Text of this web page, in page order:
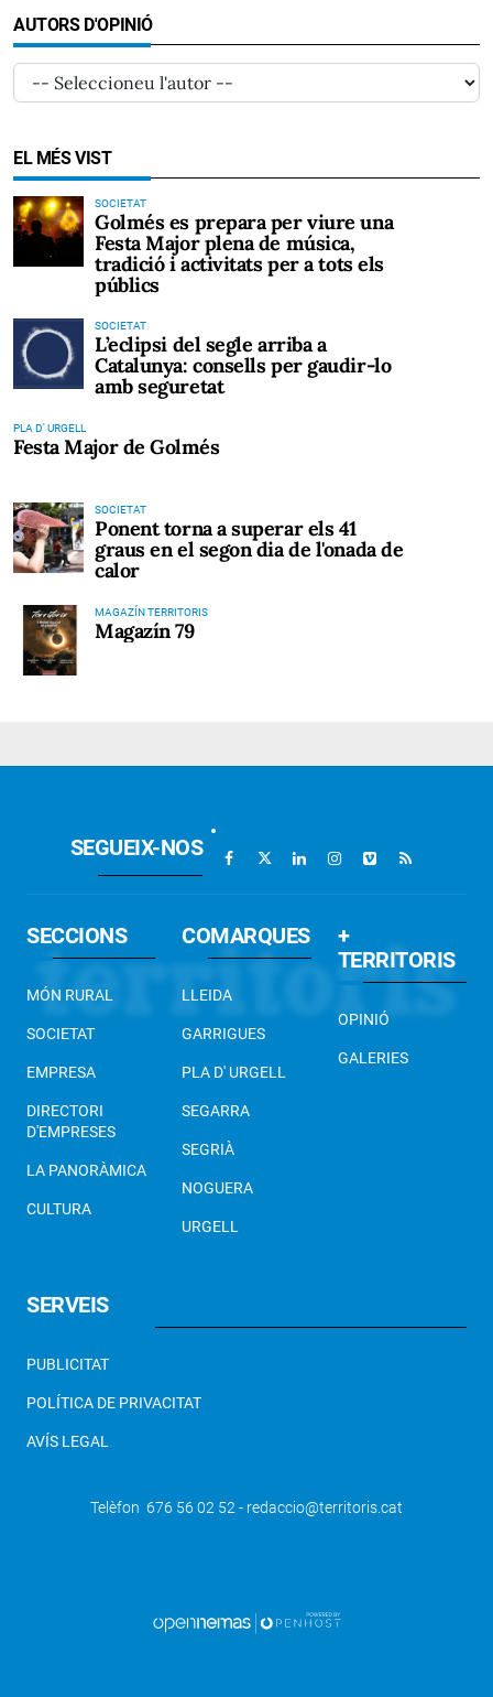
AUTORS D'OPINIÓ
EL MÉS VIST
SOCIETAT
Golmés es prepara per viure una
Festa Major plena de música,
tradició i activitats per a tots els
públics
SOCIETAT
L’eclipsi del segle arriba a
Catalunya: consells per gaudir-lo
amb seguretat
PLA D' URGELL
Festa Major de Golmés
SOCIETAT
Ponent torna a superar els 41
graus en el segon dia de l'onada de
calor
MAGAZÍN TERRITORIS
Magazín 79
SEGUEIX-NOS
SECCIONS
MÓN RURAL
SOCIETAT
EMPRESA
DIRECTORI
D'EMPRESES
LA PANORÀMICA
CULTURA
COMARQUES
LLEIDA
GARRIGUES
PLA D' URGELL
SEGARRA
SEGRIÀ
NOGUERA
URGELL
+
TERRITORIS
OPINIÓ
GALERIES
SERVEIS
PUBLICITAT
POLÍTICA DE PRIVACITAT
AVÍS LEGAL
Telèfon 676 56 02 52 - redaccio@territoris.cat